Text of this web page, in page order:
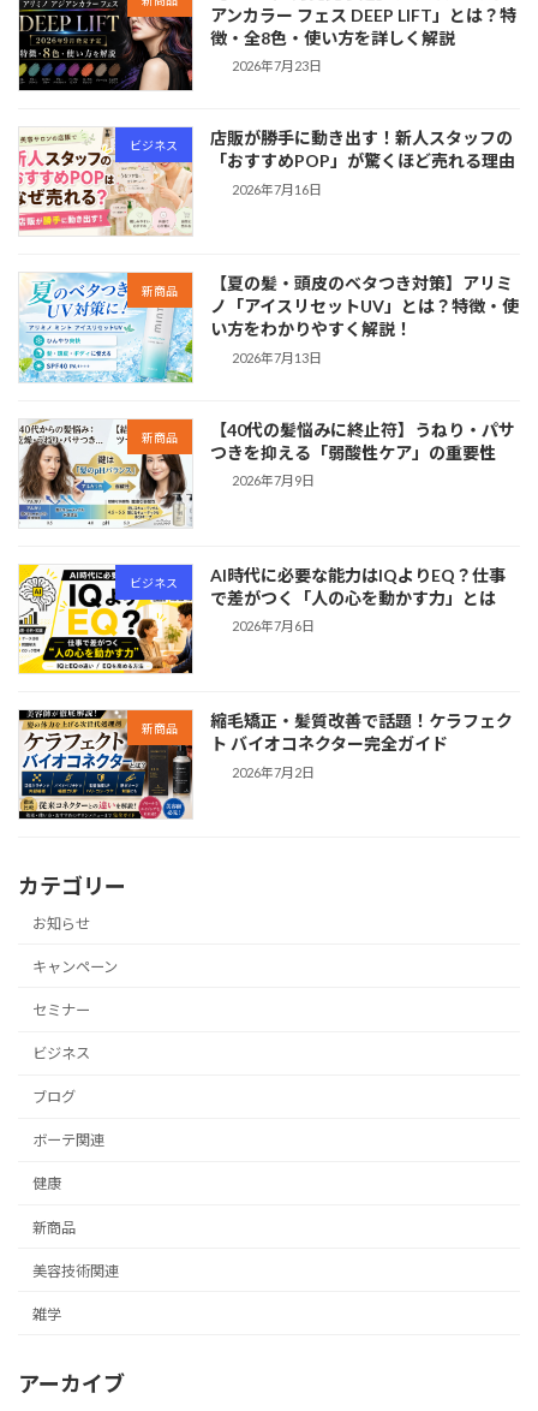
アンカラー フェス DEEP LIFT」とは？特
徴・全8色・使い方を詳しく解説
2026年7月23日
ビジネス
店販が勝手に動き出す！新人スタッフの
「おすすめPOP」が驚くほど売れる理由
2026年7月16日
新商品
【夏の髪・頭皮のベタつき対策】アリミ
ノ「アイスリセットUV」とは？特徴・使
い方をわかりやすく解説！
2026年7月13日
新商品
【40代の髪悩みに終止符】うねり・パサ
つきを抑える「弱酸性ケア」の重要性
2026年7月9日
ビジネス
AI時代に必要な能力はIQよりEQ？仕事
で差がつく「人の心を動かす力」とは
2026年7月6日
新商品
縮毛矯正・髪質改善で話題！ケラフェク
ト バイオコネクター完全ガイド
2026年7月2日
カテゴリー
お知らせ
キャンペーン
セミナー
ビジネス
ブログ
ボーテ関連
健康
新商品
美容技術関連
雑学
アーカイブ